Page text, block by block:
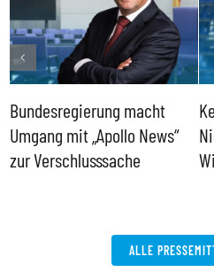
Bundesregierung macht
Umgang mit „Apollo News“
zur Verschlusssache
ALLE